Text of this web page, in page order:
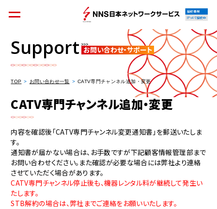
個人のお客様 集合住宅オーナーの方
資料請求
接続情報
IPv4で接続中
Support お問い合わせ・サポート
TOP お問い合わせ一覧 CATV専門チャンネル追加・変更
CATV専門チャンネル追加・変更
内容を確認後「CATV専門チャンネル変更通知書」を郵送いたしま
す。
通知書が届かない場合は、お手数ですが下記顧客情報管理部まで
お問い合わせください。また確認が必要な場合には弊社より連絡
させていただく場合があります。
CATV専門チャンネル停止後も、機器レンタル料が継続して発生い
たします。
STB解約の場合は、弊社までご連絡をお願いいたします。